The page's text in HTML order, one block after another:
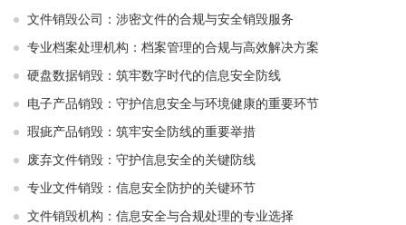
文件销毁公司：涉密文件的合规与安全销毁服务
专业档案处理机构：档案管理的合规与高效解决方案
硬盘数据销毁：筑牢数字时代的信息安全防线
电子产品销毁：守护信息安全与环境健康的重要环节
瑕疵产品销毁：筑牢安全防线的重要举措
废弃文件销毁：守护信息安全的关键防线
专业文件销毁：信息安全防护的关键环节
文件销毁机构：信息安全与合规处理的专业选择